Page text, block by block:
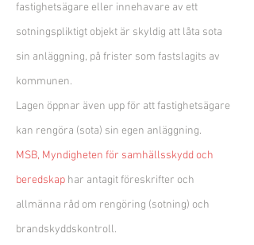
fastighetsägare eller innehavare av ett
sotningspliktigt objekt är skyldig att låta sota
sin anläggning, på frister som fastslagits av
kommunen.
Lagen öppnar även upp för att fastighetsägare
kan rengöra (sota) sin egen anläggning.
MSB, Myndigheten för samhällsskydd och
beredskap har antagit föreskrifter och
allmänna råd om rengöring (sotning) och
brandskyddskontroll.